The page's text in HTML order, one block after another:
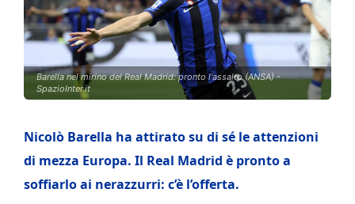
Barella nel mirino del Real Madrid: pronto l'assalto (ANSA) -
SpazioInter.it
Nicolò Barella ha attirato su di sé le attenzioni
di mezza Europa. Il Real Madrid è pronto a
soffiarlo ai nerazzurri: c’è l’offerta.